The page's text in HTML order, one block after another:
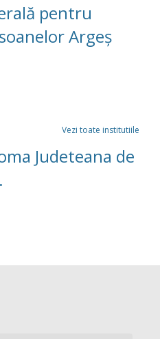
pentru
Argeș
Vezi toate institutiile
Judeteana de